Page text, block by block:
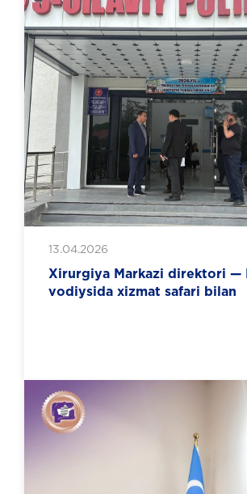
13.04.2026
Xirurgiya Markazi direktori —
vodiysida xizmat safari bilan